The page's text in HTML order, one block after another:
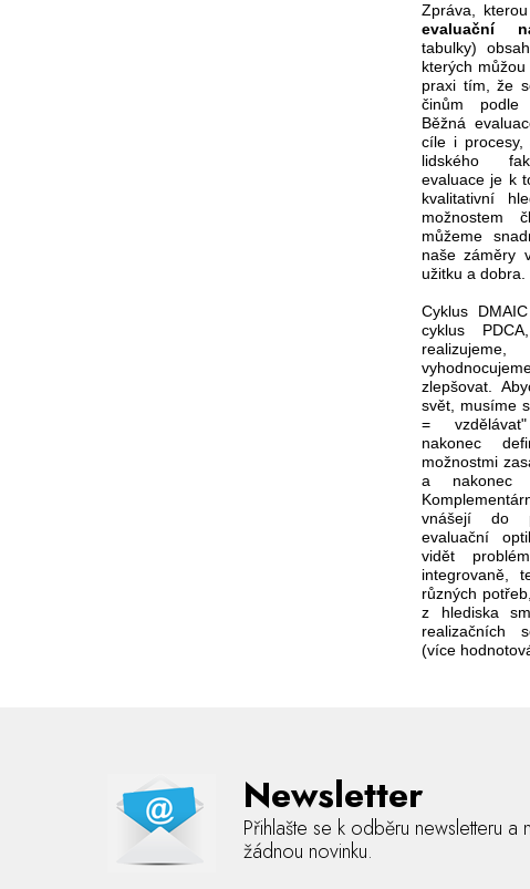
Zpráva,
evaluační
tabulky)
kterých
praxi tím, že
činům podle
Běžná
cíle i procesy,
lidského
evaluace je k
kvalitativní
možnostem
můžeme
naše záměry
užitku a dobra.
Cyklus
cyklus
zlepšovat.
svět, musíme
=
nakonec
možnostmi
a nakonec
vnášejí do
evaluační
vidět
integrovaně,
různých
z hlediska
realizačních
(více
Newsletter
Přihlašte se k odběru newsletteru
žádnou novinku.